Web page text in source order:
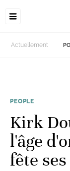
Actuellement
PEOPLE
Kirk
l'âge
fête